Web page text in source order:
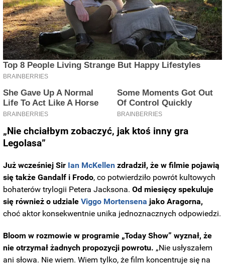
„Nie chciałbym zobaczyć, jak ktoś inny gra
Legolasa”
Już wcześniej Sir Ian McKellen zdradził, że w filmie pojawią
się także Gandalf i Frodo, co potwierdziło powrót kultowych
bohaterów trylogii Petera Jacksona.Od miesięcy spekuluje
się również o udzialeViggo Mortensena jako Aragorna,
choć aktor konsekwentnie unika jednoznacznych odpowiedzi.
Bloom w rozmowie w programie „Today Show” wyznał, że
nie otrzymał żadnych propozycji powrotu. „Nie usłyszałem
ani słowa. Nie wiem. Wiem tylko, że film koncentruje się na